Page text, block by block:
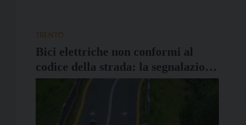
Bici elettriche non conformi al
codice della strada: la segnalazione
della Polizia locale di Trento